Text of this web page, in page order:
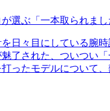
選ぶ「一本取られまし
日々目にしている腕時
了された、ついつい
ったモデルについて